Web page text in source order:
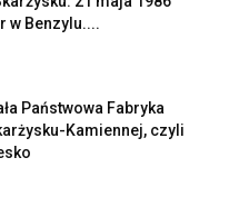
w Benzylu....
Państwowa Fabryka
Kamiennej, czyli